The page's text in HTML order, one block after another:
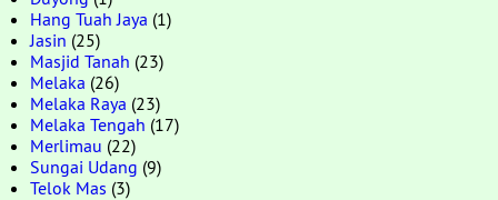
Hang Tuah Jaya (1)
Jasin (25)
Masjid Tanah (23)
Melaka (26)
Melaka Raya (23)
Melaka Tengah (17)
Merlimau (22)
Sungai Udang (9)
Telok Mas (3)